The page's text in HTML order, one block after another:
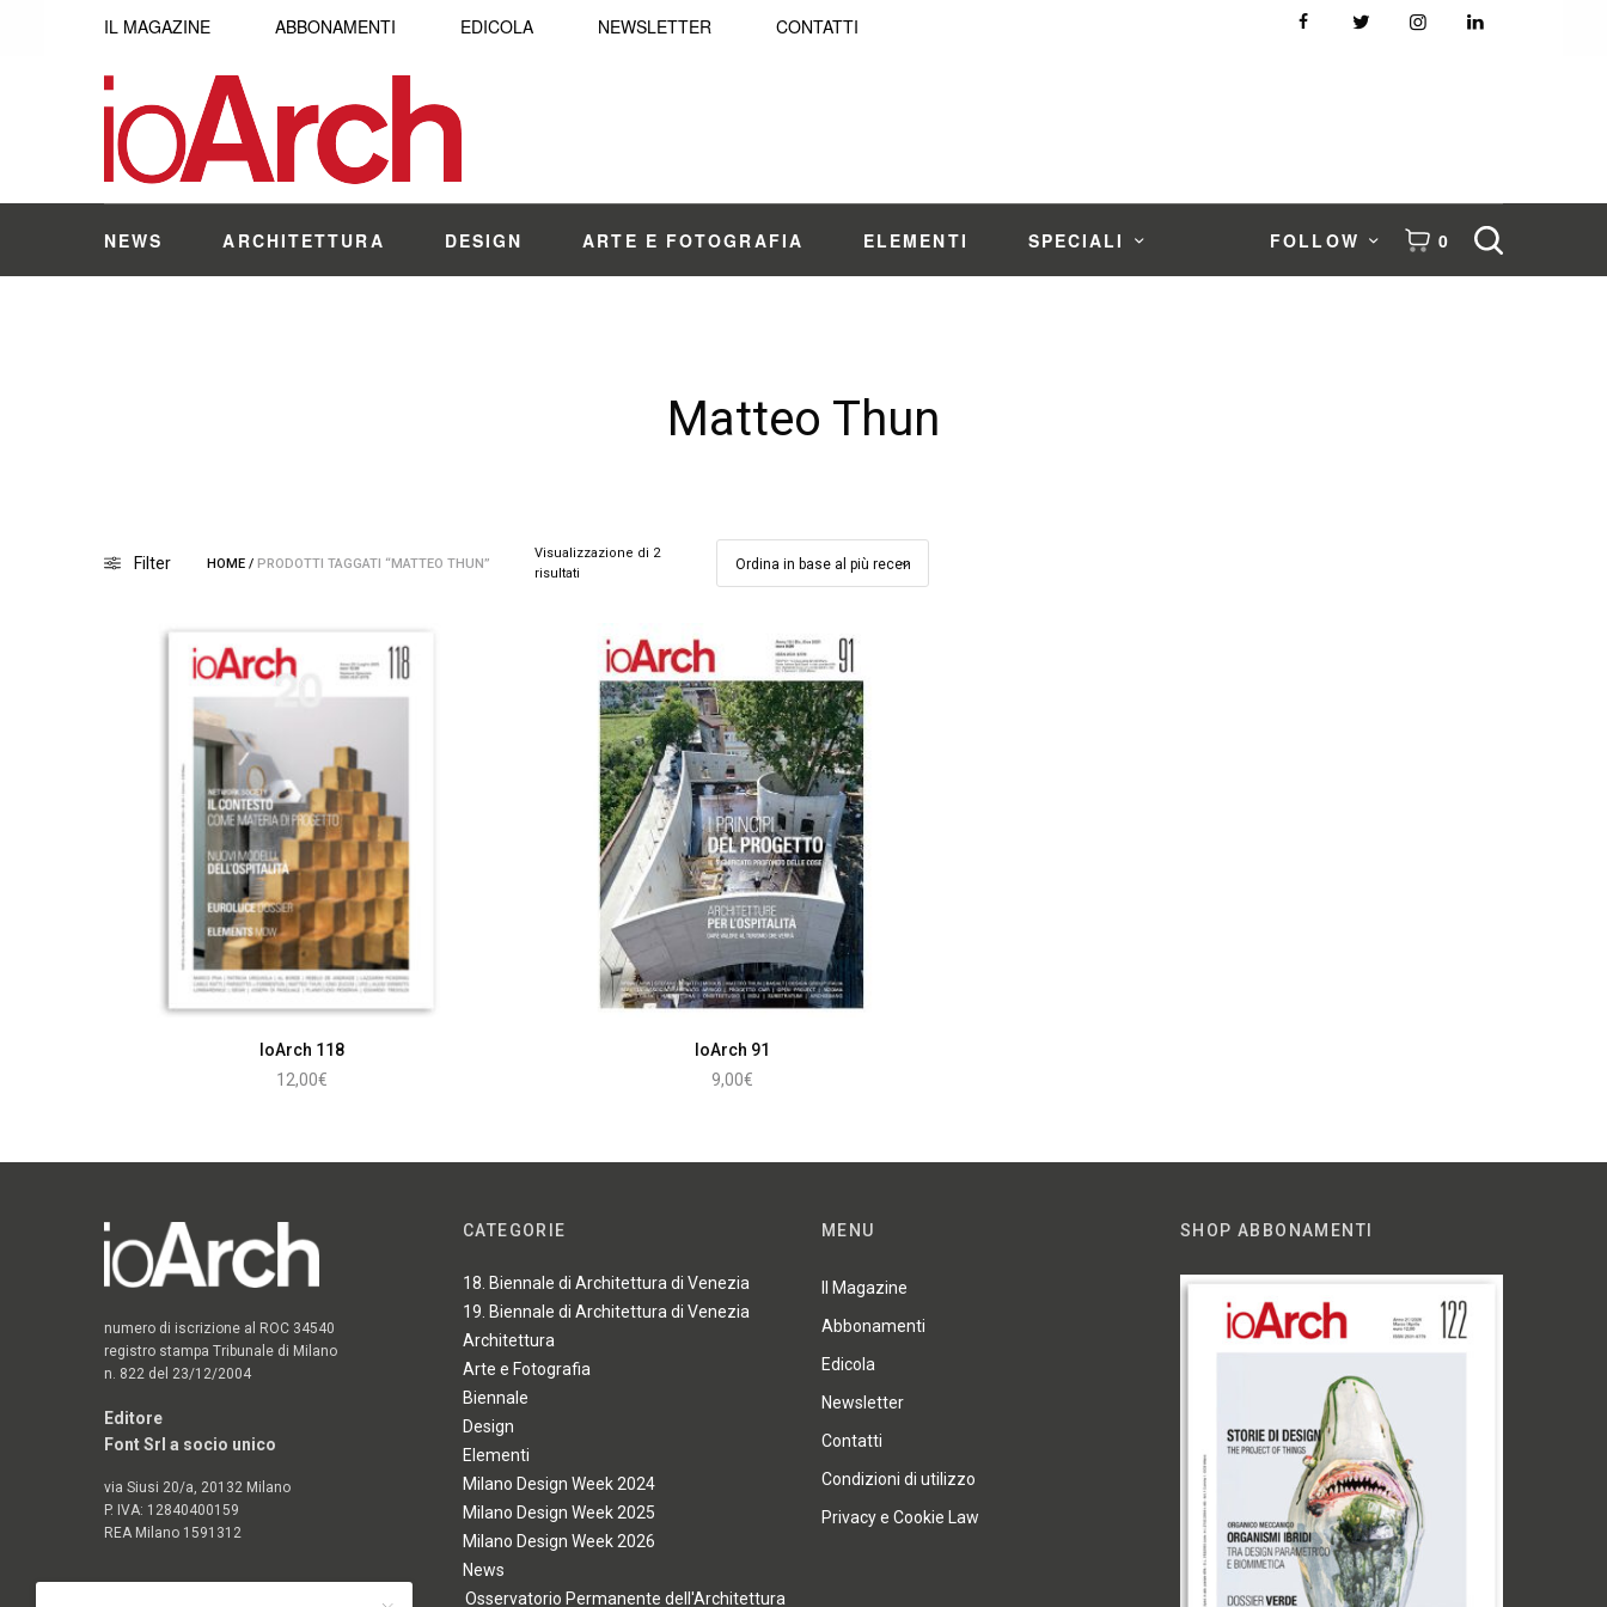
IL MAGAZINE ABBONAMENTI EDICOLA NEWSLETTER CONTATTI
NEWS ARCHITETTURA DESIGN ARTE E FOTOGRAFIA ELEMENTI SPECIALI FOLLOW 0
Matteo Thun
Filter HOME / PRODOTTI TAGGATI “MATTEO THUN”
Visualizzazione di 2
risultati
IoArch 118
12,00€
IoArch 91
9,00€
numero di iscrizione al ROC 34540
registro stampa Tribunale di Milano
n. 822 del 23/12/2004
Editore
Font Srl a socio unico
via Siusi 20/a, 20132 Milano
P. IVA: 12840400159
REA Milano 1591312
CATEGORIE
18. Biennale di Architettura di Venezia
19. Biennale di Architettura di Venezia
Architettura
Arte e Fotografia
Biennale
Design
Elementi
Milano Design Week 2024
Milano Design Week 2025
Milano Design Week 2026
News
Osservatorio Permanente dell'Architettura
MENU
Il Magazine
Abbonamenti
Edicola
Newsletter
Contatti
Condizioni di utilizzo
Privacy e Cookie Law
SHOP ABBONAMENTI